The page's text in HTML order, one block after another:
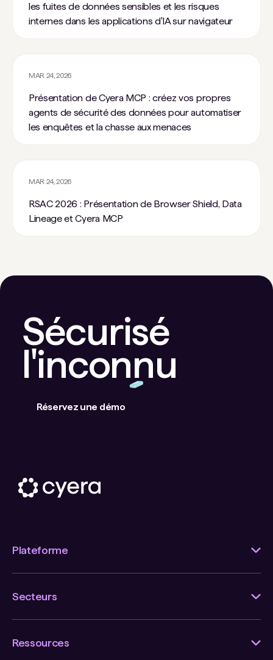
les fuites de données sensibles et les risques
internes dans les applications d'IA sur navigateur
MAR 24, 2026
Présentation de Cyera MCP : créez vos propres
agents de sécurité des données pour automatiser
les enquêtes et la chasse aux menaces
MAR 24, 2026
RSAC 2026 : Présentation de Browser Shield, Data
Lineage et Cyera MCP
Sécurisé
l'inconnu
Réservez une démo
Plateforme
Secteurs
Ressources